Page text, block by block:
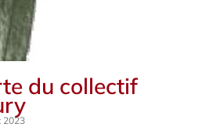
du collectif
2023